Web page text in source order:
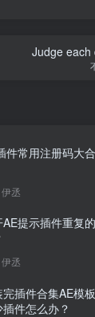
Judge each
件常用注册码大
伊丞
AE提示插件重复
伊丞
完插件合集AE模
件怎么办？